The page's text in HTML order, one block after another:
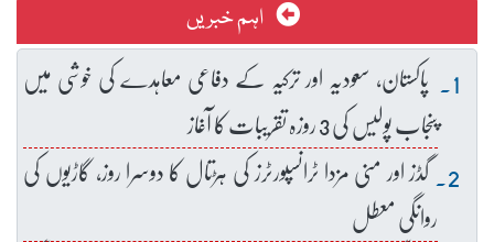
اہم خبریں
پاکستان، سعودیہ اور ترکیہ کے دفاعی معاہدے کی خوشی میں
پنجاب پولیس کی 3 روزہ تقریبات کا آغاز
گڈز اور منی مزدا ٹرانسپورٹرز کی ہڑتال کا دوسرا روز، گاڑیوں کی
روانگی معطل